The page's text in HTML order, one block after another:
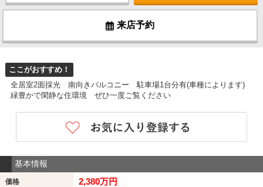
来店予約
ここがおすすめ！
全居室2面採光 南向きバルコニー 駐車場1台分有(車種によります)
緑豊かで閑静な住環境 ぜひ一度ご覧ください
基本情報
価格 2,380万円